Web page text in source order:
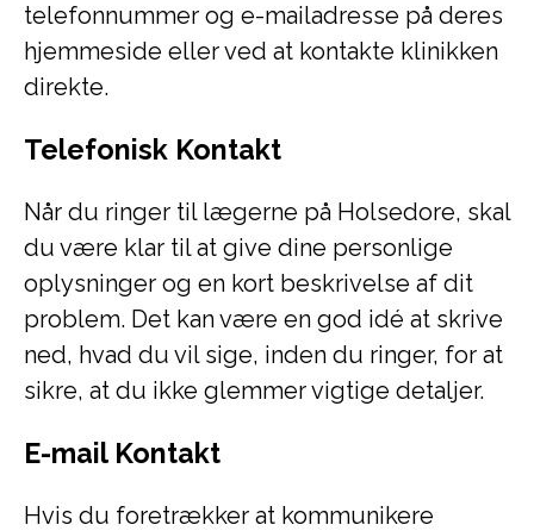
telefonnummer og e-mailadresse på deres
hjemmeside eller ved at kontakte klinikken
direkte.
Telefonisk Kontakt
Når du ringer til lægerne på Holsedore, skal
du være klar til at give dine personlige
oplysninger og en kort beskrivelse af dit
problem. Det kan være en god idé at skrive
ned, hvad du vil sige, inden du ringer, for at
sikre, at du ikke glemmer vigtige detaljer.
E-mail Kontakt
Hvis du foretrækker at kommunikere